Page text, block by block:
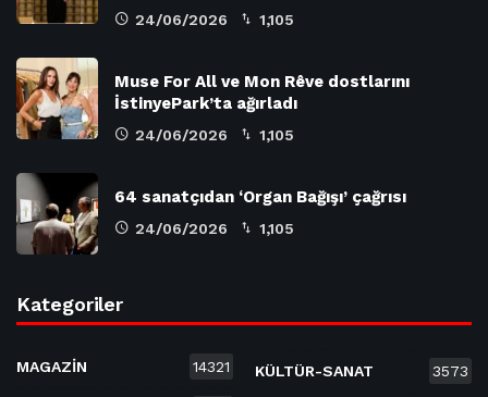
24/06/2026 1,105
Muse For All ve Mon Rêve dostlarını
İstinyePark’ta ağırladı
24/06/2026 1,105
64 sanatçıdan ‘Organ Bağışı’ çağrısı
24/06/2026 1,105
Kategoriler
MAGAZİN 14321 KÜLTÜR-SANAT 3573